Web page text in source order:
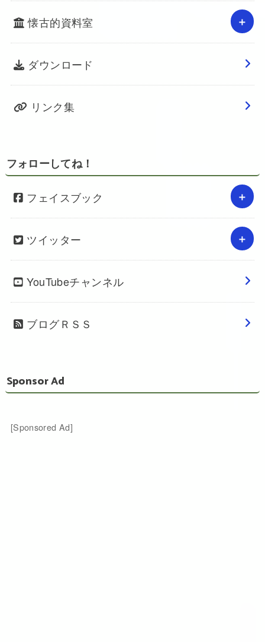
懐古的資料室
ダウンロード
リンク集
フォローしてね！
フェイスブック
ツイッター
YouTubeチャンネル
ブログＲＳＳ
Sponsor Ad
[Sponsored Ad]